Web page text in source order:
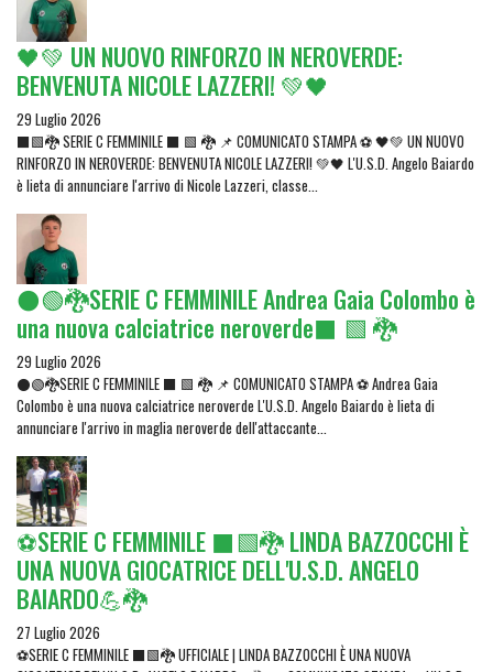
🖤💚 UN NUOVO RINFORZO IN NEROVERDE:
BENVENUTA NICOLE LAZZERI! 💚🖤
29 Luglio 2026
⬛🟩🐉 SERIE C FEMMINILE ⬛ 🟩 🐉 📌 COMUNICATO STAMPA ⚽ 🖤💚 UN NUOVO
RINFORZO IN NEROVERDE: BENVENUTA NICOLE LAZZERI! 💚🖤 L'U.S.D. Angelo Baiardo
è lieta di annunciare l'arrivo di Nicole Lazzeri, classe...
⚫🟢🐉SERIE C FEMMINILE Andrea Gaia Colombo è
una nuova calciatrice neroverde⬛ 🟩 🐉
29 Luglio 2026
⚫🟢🐉SERIE C FEMMINILE ⬛ 🟩 🐉 📌 COMUNICATO STAMPA ⚽ Andrea Gaia
Colombo è una nuova calciatrice neroverde L'U.S.D. Angelo Baiardo è lieta di
annunciare l'arrivo in maglia neroverde dell'attaccante...
⚽SERIE C FEMMINILE ⬛🟩🐉 LINDA BAZZOCCHI È
UNA NUOVA GIOCATRICE DELL'U.S.D. ANGELO
BAIARDO💪🐉
27 Luglio 2026
⚽SERIE C FEMMINILE ⬛🟩🐉 UFFICIALE | LINDA BAZZOCCHI È UNA NUOVA